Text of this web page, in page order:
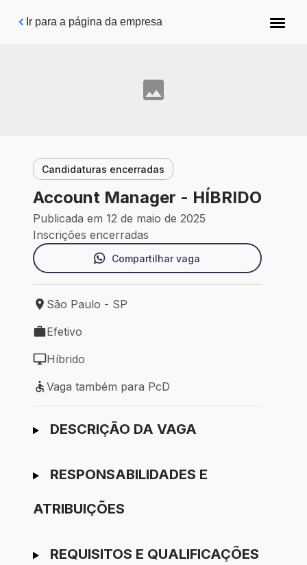
Pular para o conteúdo principal
Ir para a página da empresa
Candidaturas encerradas
Account Manager - HÍBRIDO
Publicada em 12 de maio de 2025
Inscrições encerradas
Compartilhar vaga
Local de trabalho: São Paulo - SP
São Paulo - SP
Tipo de vaga: Efetivo
Efetivo
Modelo de trabalho: Híbrido
Híbrido
Vaga também para PcD
Vaga também para PcD
Ir para candidatura
DESCRIÇÃO DA VAGA
RESPONSABILIDADES E
ATRIBUIÇÕES
REQUISITOS E QUALIFICAÇÕES